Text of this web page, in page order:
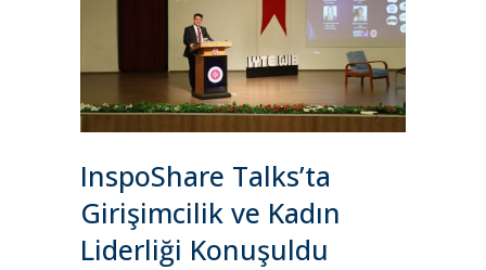
InspoShare Talks’ta
Girişimcilik ve Kadın
Liderliği Konuşuldu